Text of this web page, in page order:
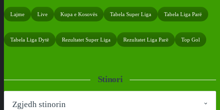
Lajme Live Kupa e Kosovës Tabela Super Liga Tabela Liga Parë
Tabela Liga Dytë Rezultatet Super Liga Rezultatet Liga Parë Top Gol
Stinori